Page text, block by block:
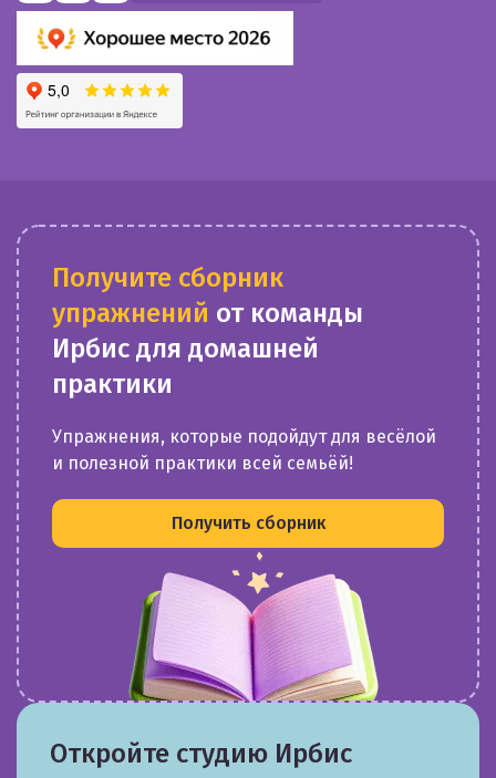
Получите сборник
упражнений от команды
Ирбис для домашней
практики
Упражнения, которые подойдут для весёлой
и полезной практики всей семьёй!
Получить сборник
Откройте студию Ирбис